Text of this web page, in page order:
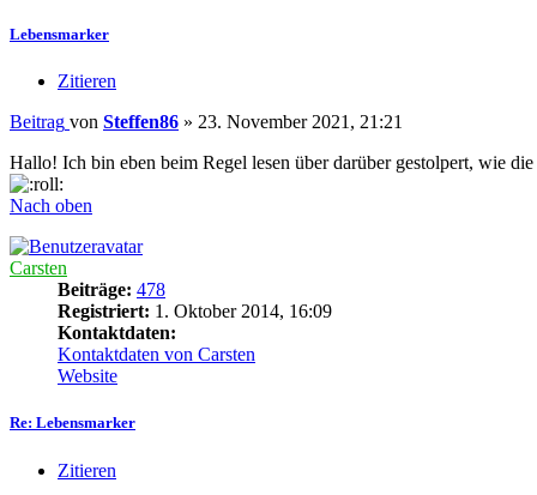
Lebensmarker
Zitieren
Beitrag von Steffen86 » 23. November 2021, 21:21
Hallo! Ich bin eben beim Regel lesen über darüber gestolpert, wie
Nach oben
Carsten
Beiträge: 478
Registriert: 1. Oktober 2014, 16:09
Kontaktdaten:
Kontaktdaten von Carsten
Website
Re: Lebensmarker
Zitieren